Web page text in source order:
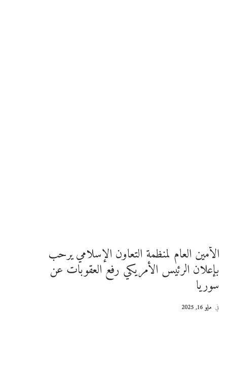
الأمين العام لمنظمة التعاون الإسلامي يرحب
بإعلان الرئيس الأمريكي رفع العقوبات عن
سوريا
في مايو 16, 2025